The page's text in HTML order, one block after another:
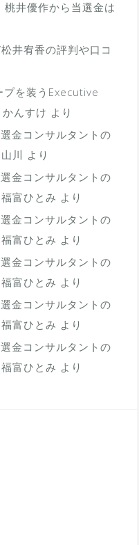
桃井優作から当選金は
井宥香の評判や口コ
を装うExecutive
かんすけ より
金コンサルタントの
山川 より
金コンサルタントの
福富ひとみ より
金コンサルタントの
福富ひとみ より
金コンサルタントの
福富ひとみ より
金コンサルタントの
福富ひとみ より
金コンサルタントの
福富ひとみ より